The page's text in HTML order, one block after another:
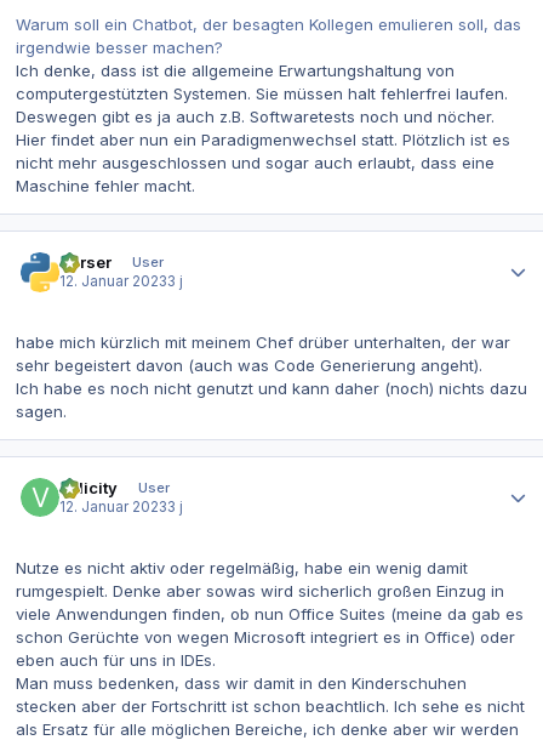
Warum soll ein Chatbot, der besagten Kollegen emulieren soll, das
irgendwie besser machen?
Ich denke, dass ist die allgemeine Erwartungshaltung von
computergestützten Systemen. Sie müssen halt fehlerfrei laufen.
Deswegen gibt es ja auch z.B. Softwaretests noch und nöcher.
Hier findet aber nun ein Paradigmenwechsel statt. Plötzlich ist es
nicht mehr ausgeschlossen und sogar auch erlaubt, dass eine
Maschine fehler macht.
Parser
User
12. Januar 20233 j
habe mich kürzlich mit meinem Chef drüber unterhalten, der war
sehr begeistert davon (auch was Code Generierung angeht).
Ich habe es noch nicht genutzt und kann daher (noch) nichts dazu
sagen.
Velicity
User
12. Januar 20233 j
Nutze es nicht aktiv oder regelmäßig, habe ein wenig damit
rumgespielt. Denke aber sowas wird sicherlich großen Einzug in
viele Anwendungen finden, ob nun Office Suites (meine da gab es
schon Gerüchte von wegen Microsoft integriert es in Office) oder
eben auch für uns in IDEs.
Man muss bedenken, dass wir damit in den Kinderschuhen
stecken aber der Fortschritt ist schon beachtlich. Ich sehe es nicht
als Ersatz für alle möglichen Bereiche, ich denke aber wir werden